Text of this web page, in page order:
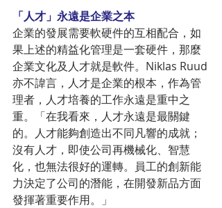
「人才」永遠是企業之本
企業的發展需要軟硬件的互相配合，如
果上述的精益化管理是一套硬件，那麼
企業文化及人才就是軟件。Niklas Ruud
亦不諱言，人才是企業的根本，作為管
理者，人才培養的工作永遠是重中之
重。「在我看來，人才永遠是最關鍵
的。人才能夠創造出不同凡響的成就；
沒有人才，即使公司再機械化、智慧
化，也無法很好的運轉。員工的創新能
力決定了公司的潛能，在開發新品方面
發揮著重要作用。」